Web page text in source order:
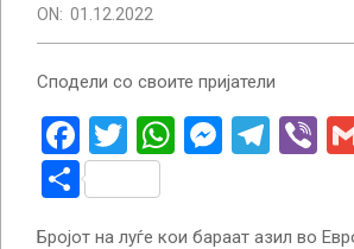
ON: 01.12.2022
Сподели со своите пријатели
Facebook
Twitter
WhatsApp
Share
Бројот на луѓе кои бараат азил во